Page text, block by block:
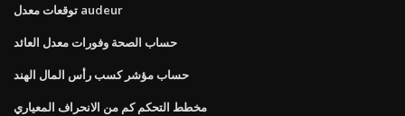
توقعات معدل audeur
حساب الصحة وفورات معدل العائد
حساب مؤشر كسب رأس المال الهند
مخطط التحكم كم من الانحراف المعياري